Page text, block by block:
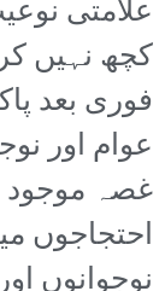
علامتی
کچھ نہیں
فوری بعد
عوام اور
غصہ موجود
احتجاجوں